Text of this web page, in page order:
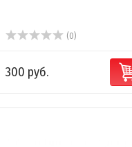
(0)
300 руб.